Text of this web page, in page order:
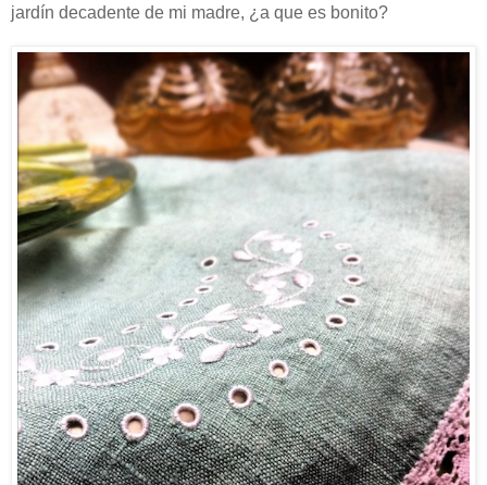
jardín decadente de mi madre, ¿a que es bonito?